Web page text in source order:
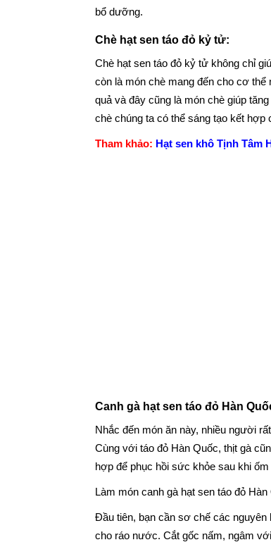
bổ dưỡng.
Chè hạt sen táo đỏ kỷ tử:
Chè hạt sen táo đỏ kỷ tử không chỉ
còn là món chè mang đến cho cơ thể
quả và đây cũng là món chè giúp
chè chúng ta có thể sáng tạo kết hợp
Tham khảo: Hạt sen khô Tịnh Tâm
Canh gà hạt sen táo đỏ Hàn
Nhắc đến món ăn này, nhiều người
Cùng với táo đỏ Hàn Quốc, thịt gà
hợp để phục hồi sức khỏe sau khi
Làm món canh gà hạt sen táo đỏ
Đầu tiên, bạn cần sơ chế các
cho ráo nước. Cắt gốc nấm, ngâm